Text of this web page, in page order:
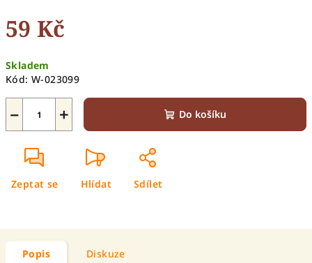
59 Kč
cena:
Skladem
Kód: W-023099
+
− Do košíku
Zeptat se Hlídat Sdílet
Popis Diskuze